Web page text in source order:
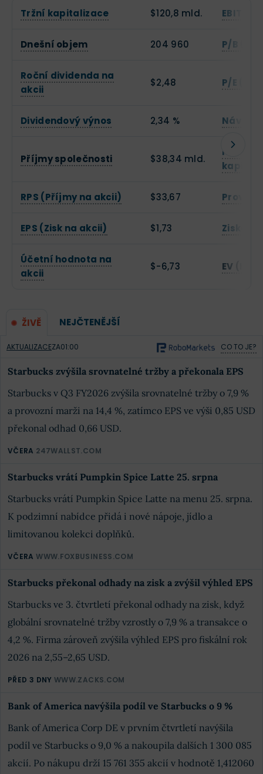
Tržní kapitalizace $120,8 mld. EBITDA
Dnešní objem 204 960 P/B
Roční dividenda na
akcii
$2,48 P/E
Dividendový výnos 2,34 %
Příjmy společnosti $38,34 mld.
RPS (Příjmy na akcii) $33,67
EPS (Zisk na akcii) $1,73 Zisková
Účetní hodnota na
akcii
$-6,73 EV
ŽIVĚ NEJČTENĚJŠÍ
AKTUALIZACEZA01:00 CO TO JE?
Starbucks zvýšila srovnatelné tržby a překonala EPS
Starbucks v Q3 FY2026 zvýšila srovnatelné tržby o 7,9 %
a provozní marži na 14,4 %, zatímco EPS ve výši 0,85 USD
překonal odhad 0,66 USD.
VČERA 247WALLST.COM
Starbucks vrátí Pumpkin Spice Latte 25. srpna
Starbucks vrátí Pumpkin Spice Latte na menu 25. srpna.
K podzimní nabídce přidá i nové nápoje, jídlo a
limitovanou kolekci doplňků.
VČERA WWW.FOXBUSINESS.COM
Starbucks překonal odhady na zisk a zvýšil výhled EPS
Starbucks ve 3. čtvrtletí překonal odhady na zisk, když
globální srovnatelné tržby vzrostly o 7,9 % a transakce o
4,2 %. Firma zároveň zvýšila výhled EPS pro fiskální rok
2026 na 2,55–2,65 USD.
PŘED 3 DNY WWW.ZACKS.COM
Bank of America navýšila podíl ve Starbucks o 9 %
Bank of America Corp DE v prvním čtvrtletí navýšila
podíl ve Starbucks o 9,0 % a nakoupila dalších 1 300 085
akcií. Po nákupu drží 15 761 355 akcií v hodnotě 1,412060